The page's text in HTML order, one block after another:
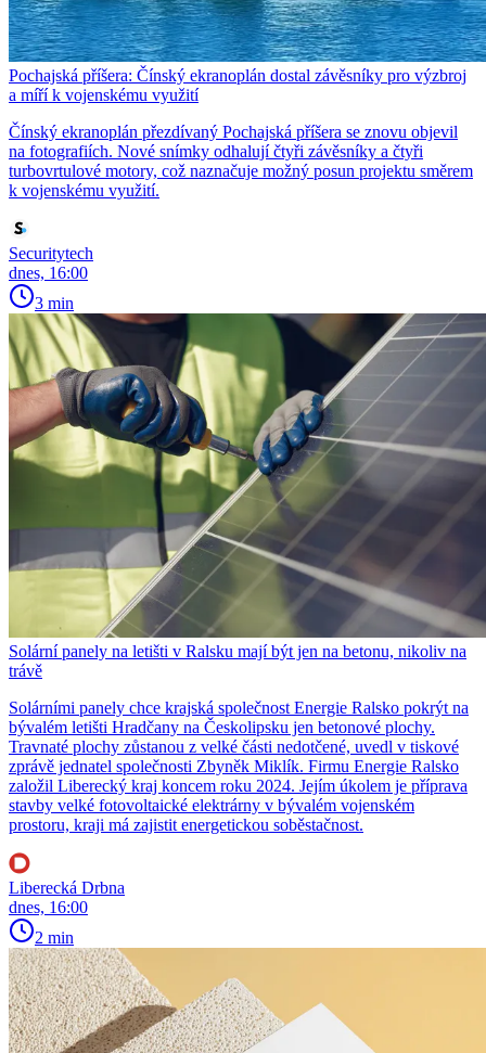
Pochajská příšera: Čínský ekranoplán dostal závěsníky pro výzbroj
a míří k vojenskému využití
Čínský ekranoplán přezdívaný Pochajská příšera se znovu objevil
na fotografiích. Nové snímky odhalují čtyři závěsníky a čtyři
turbovrtulové motory, což naznačuje možný posun projektu směrem
k vojenskému využití.
Securitytech
dnes, 16:00
3 min
Solární panely na letišti v Ralsku mají být jen na betonu, nikoliv na
trávě
Solárními panely chce krajská společnost Energie Ralsko pokrýt na
bývalém letišti Hradčany na Českolipsku jen betonové plochy.
Travnaté plochy zůstanou z velké části nedotčené, uvedl v tiskové
zprávě jednatel společnosti Zbyněk Miklík. Firmu Energie Ralsko
založil Liberecký kraj koncem roku 2024. Jejím úkolem je příprava
stavby velké fotovoltaické elektrárny v bývalém vojenském
prostoru, kraji má zajistit energetickou soběstačnost.
Liberecká Drbna
dnes, 16:00
2 min